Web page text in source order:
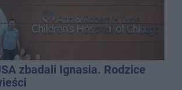
zbadali Ignasia. Rodzice